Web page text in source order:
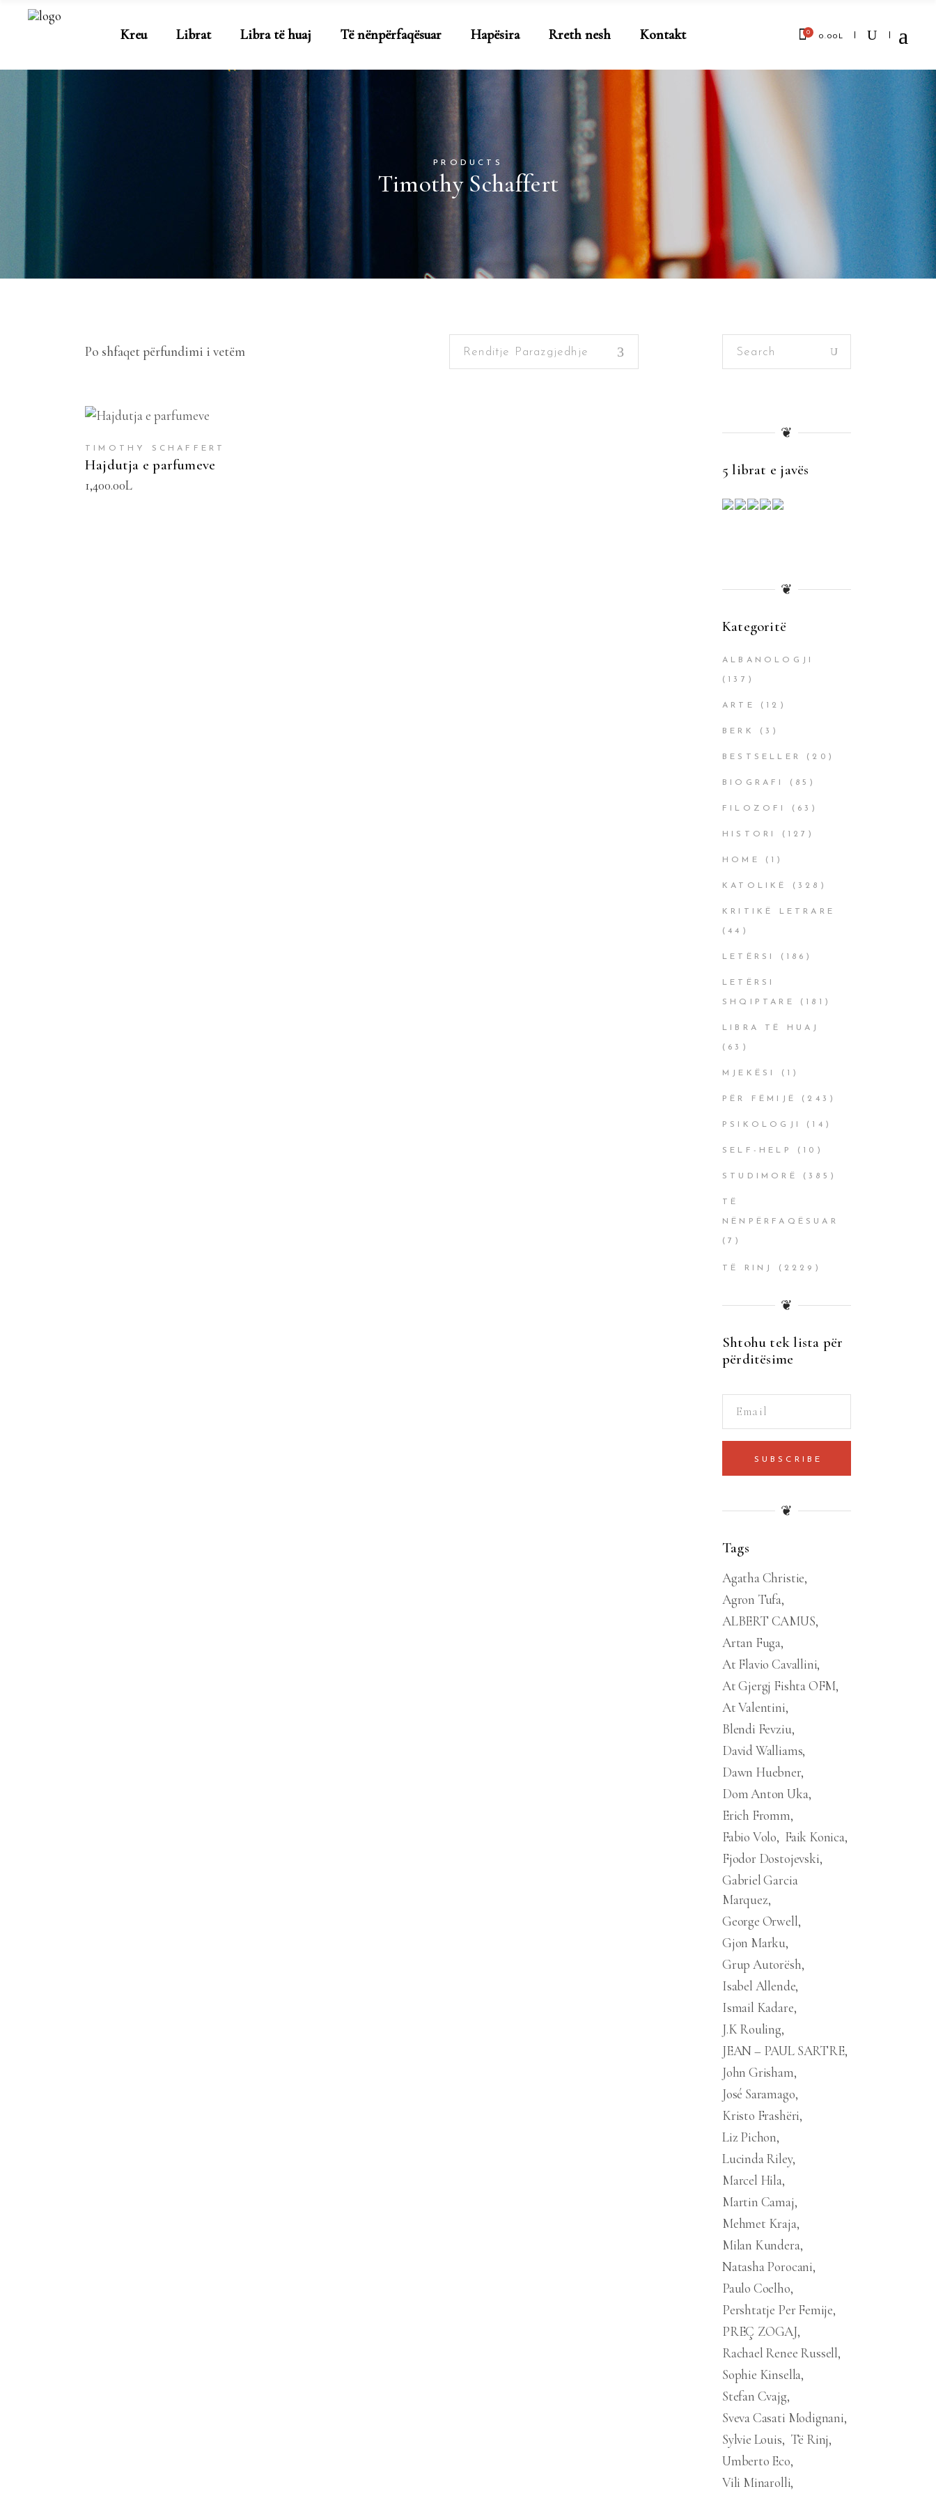
Kreu Librat Libra të huaj Të nënpërfaqësuar Hapësira Rreth nesh Kontakt 0 0.00 L
No products in the cart.
PRODUCTS
Timothy Schaffert
Po shfaqet përfundimi i vetëm Renditje Parazgjedhje
SHTOJE NË SHPORTË
TIMOTHY SCHAFFERT
Hajdutja e parfumeve
1,400.00L
Search
❦
5 librat e javës
❦
Kategoritë
ALBANOLOGJI
(137)
ARTE (12)
BERK (3)
BESTSELLER (20)
BIOGRAFI (85)
FILOZOFI (63)
HISTORI (127)
HOME (1)
KATOLIKË (328)
KRITIKË LETRARE
(44)
LETËRSI (186)
LETËRSI
SHQIPTARE (181)
LIBRA TË HUAJ
(63)
MJEKËSI (1)
PËR FËMIJË (243)
PSIKOLOGJI (14)
SELF-HELP (10)
STUDIMORË (385)
TË
NËNPËRFAQËSUAR
(7)
TË RINJ (2229)
❦
Shtohu tek lista për
përditësime
SUBSCRIBE
❦
Tags
Agatha Christie
Agron Tufa
ALBERT CAMUS
Artan Fuga
At Flavio Cavallini
At Gjergj Fishta OFM
At Valentini
Blendi Fevziu
David Walliams
Dawn Huebner
Dom Anton Uka
Erich Fromm
Fabio Volo
Faik Konica
Fjodor Dostojevski
Gabriel Garcia
Marquez
George Orwell
Gjon Marku
Grup Autorësh
Isabel Allende
Ismail Kadare
J.K Rouling
JEAN – PAUL SARTRE
John Grisham
José Saramago
Kristo Frashëri
Liz Pichon
Lucinda Riley
Marcel Hila
Martin Camaj
Mehmet Kraja
Milan Kundera
Natasha Porocani
Paulo Coelho
Pershtatje Per Femije
PREÇ ZOGAJ
Rachael Renee Russell
Sophie Kinsella
Stefan Cvajg
Sveva Casati Modignani
Sylvie Louis
Të Rinj
Umberto Eco
Vili Minarolli